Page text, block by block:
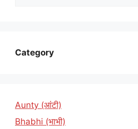
Category
Aunty (आंटी)
Bhabhi (भाभी)